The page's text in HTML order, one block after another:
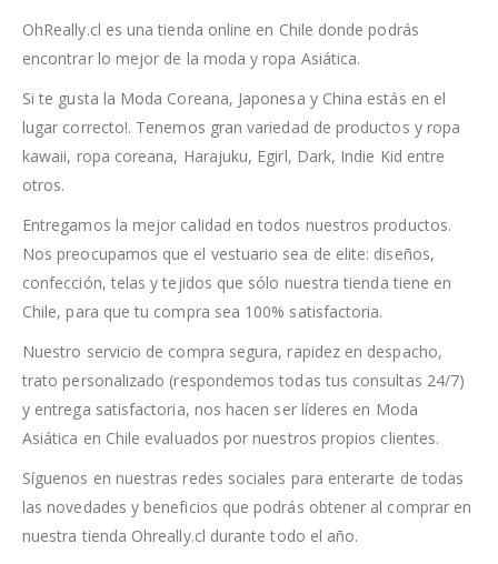
OhReally.cl es una tienda online en Chile donde podrás
encontrar lo mejor de la moda y ropa Asiática.
Si te gusta la Moda Coreana, Japonesa y China estás en el
lugar correcto!. Tenemos gran variedad de productos y ropa
kawaii, ropa coreana, Harajuku, Egirl, Dark, Indie Kid entre
otros.
Entregamos la mejor calidad en todos nuestros productos.
Nos preocupamos que el vestuario sea de elite: diseños,
confección, telas y tejidos que sólo nuestra tienda tiene en
Chile, para que tu compra sea 100% satisfactoria.
Nuestro servicio de compra segura, rapidez en despacho,
trato personalizado (respondemos todas tus consultas 24/7)
y entrega satisfactoria, nos hacen ser líderes en Moda
Asiática en Chile evaluados por nuestros propios clientes.
Síguenos en nuestras redes sociales para enterarte de todas
las novedades y beneficios que podrás obtener al comprar en
nuestra tienda Ohreally.cl durante todo el año.